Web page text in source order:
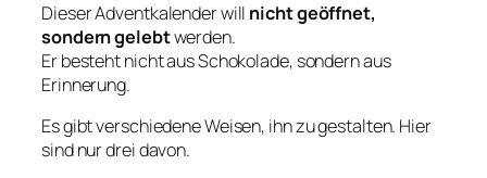
Dieser Adventkalender will nicht geöffnet,
sondern gelebtwerden.
Er besteht nicht aus Schokolade, sondern aus
Erinnerung.
Es gibt verschiedene Weisen, ihn zu gestalten. Hier
sind nur drei davon.